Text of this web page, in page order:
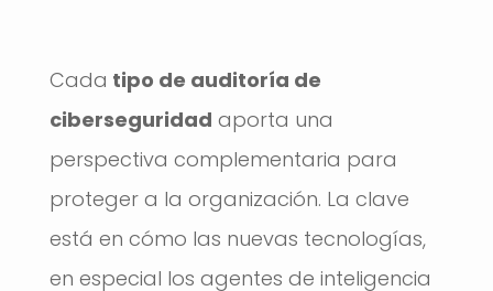
Cada tipo de auditoría de
ciberseguridad aporta una
perspectiva complementaria para
proteger a la organización. La clave
está en cómo las nuevas tecnologías,
en especial los agentes de inteligencia